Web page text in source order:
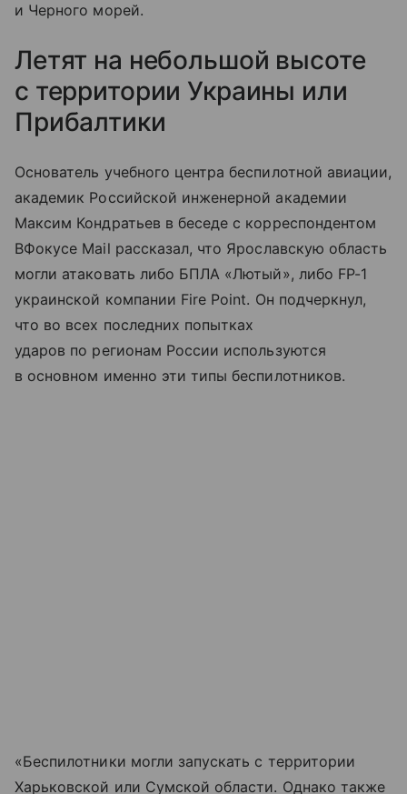
и Черного морей.
Летят на небольшой высоте
с территории Украины или
Прибалтики
Основатель учебного центра беспилотной авиации,
академик Российской инженерной академии
Максим Кондратьев в беседе с корреспондентом
ВФокусе Mail рассказал, что Ярославскую область
могли атаковать либо БПЛА «Лютый», либо FP-1
украинской компании Fire Point. Он подчеркнул,
что во всех последних попытках
ударов по регионам России используются
в основном именно эти типы беспилотников.
«Беспилотники могли запускать с территории
Харьковской или Сумской области. Однако также